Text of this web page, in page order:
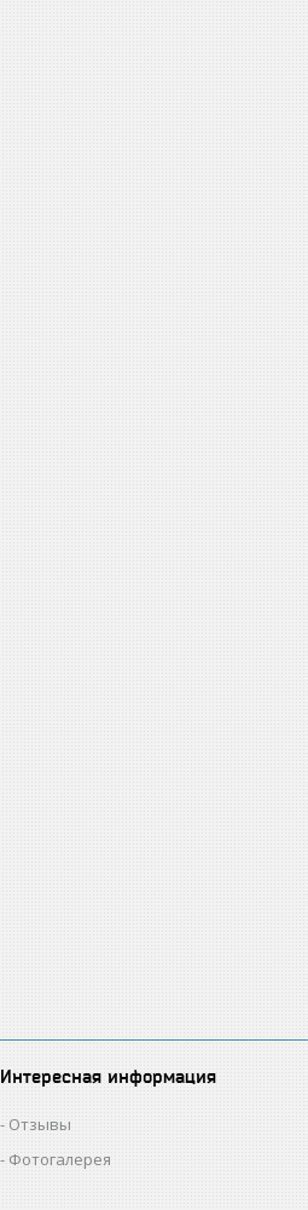
Интересная информация
Отзывы
Фотогалерея